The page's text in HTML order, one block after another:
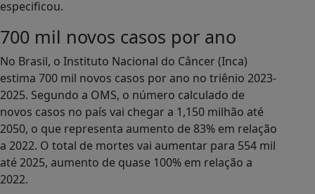
especificou.
700 mil novos casos por ano
No Brasil, o Instituto Nacional do Câncer (Inca)
estima 700 mil novos casos por ano no triênio 2023-
2025. Segundo a OMS, o número calculado de
novos casos no país vai chegar a 1,150 milhão até
2050, o que representa aumento de 83% em relação
a 2022. O total de mortes vai aumentar para 554 mil
até 2025, aumento de quase 100% em relação a
2022.